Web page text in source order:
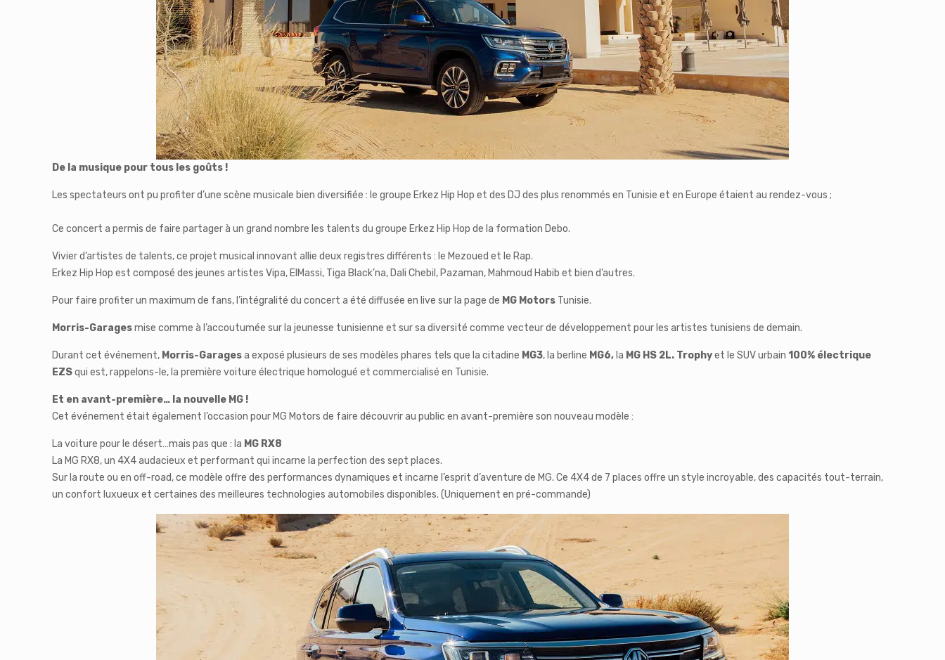
De la musique pour tous les goûts !
Les spectateurs ont pu profiter d’une scène musicale bien diversifiée : le groupe Erkez Hip Hop et des DJ des plus renommés en Tunisie et en Europe étaient au rendez-vous ;
Ce concert a permis de faire partager à un grand nombre les talents du groupe Erkez Hip Hop de la formation Debo.
Vivier d’artistes de talents, ce projet musical innovant allie deux registres différents : le Mezoued et le Rap.
Erkez Hip Hop est composé des jeunes artistes Vipa, ElMassi, Tiga Black’na, Dali Chebil, Pazaman, Mahmoud Habib et bien d’autres.
Pour faire profiter un maximum de fans, l’intégralité du concert a été diffusée en live sur la page de MG Motors Tunisie.
Morris-Garagesmise comme à l’accoutumée sur la jeunesse tunisienne et sur sa diversité comme vecteur de développement pour les artistes tunisiens de demain.
Durant cet événement, Morris-Garagesa exposé plusieurs de ses modèles phares tels que la citadine MG3, la berline MG6, la MG HS 2L. Trophyet le SUV urbain100% électrique
EZSqui est, rappelons-le, la première voiture électrique homologué et commercialisé en Tunisie.
Et en avant-première… la nouvelle MG !
Cet événement était également l’occasion pour MG Motors de faire découvrir au public en avant-première son nouveau modèle :
La voiture pour le désert…mais pas que : la MG RX8
La MG RX8, un 4X4 audacieux et performant qui incarne la perfection des sept places.
Sur la route ou en off-road, ce modèle offre des performances dynamiques et incarne l’esprit d’aventure de MG. Ce 4X4 de 7 places offre un style incroyable, des capacités tout-terrain,
un confort luxueux et certaines des meilleures technologies automobiles disponibles. (Uniquement en pré-commande)